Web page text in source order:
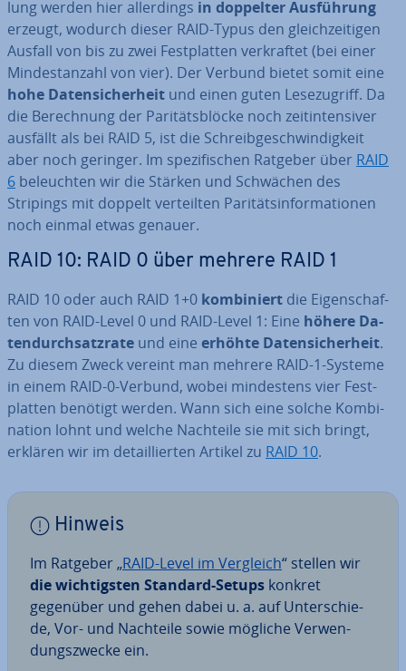
lung werden hier al­ler­dings in doppelter Aus­füh­rung
erzeugt, wodurch dieser RAID-Typus den gleich­zei­ti­gen
Ausfall von bis zu zwei Fest­plat­ten ver­kraf­tet (bei einer
Min­dest­an­zahl von vier). Der Verbund bietet somit eine
hohe Da­ten­si­cher­heit und einen guten Le­se­zu­griff. Da
die Be­rech­nung der Pa­ri­täts­blö­cke noch zeit­in­ten­si­ver
ausfällt als bei RAID 5, ist die Schreib­ge­schwin­dig­keit
aber noch geringer. Im spe­zi­fi­schen Ratgeber über RAID
6 be­leuch­ten wir die Stärken und Schwächen des
Stripings mit doppelt ver­teil­ten Pa­ri­täts­in­for­ma­tio­nen
noch einmal etwas genauer.
RAID 10: RAID 0 über mehrere RAID 1
RAID 10 oder auch RAID 1+0 kom­bi­niert die Ei­gen­schaf­
ten von RAID-Level 0 und RAID-Level 1: Eine höhere Da­
ten­durch­satz­ra­te und eine erhöhte Da­ten­si­cher­heit.
Zu diesem Zweck vereint man mehrere RAID-1-Systeme
in einem RAID-0-Verbund, wobei min­des­tens vier Fest­
plat­ten benötigt werden. Wann sich eine solche Kom­bi­
na­ti­on lohnt und welche Nachteile sie mit sich bringt,
erklären wir im de­tail­lier­ten Artikel zu RAID 10.
Hinweis
Im Ratgeber „RAID-Level im Vergleich“ stellen wir
die wich­tigs­ten Standard-Setups konkret
gegenüber und gehen dabei u. a. auf Un­ter­schie­
de, Vor- und Nachteile sowie mögliche Ver­wen­
dungs­zwe­cke ein.